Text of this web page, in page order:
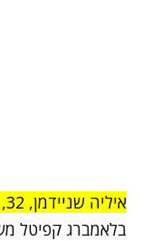
איליה שניידמן, 32, מנהל השקעות בקרן בלאמברג קפיטל
בלאמברג קפיטל